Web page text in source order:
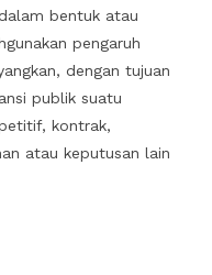
bentuk atau
pengaruh
dengan tujuan
publik suatu
kontrak,
atau keputusan lain